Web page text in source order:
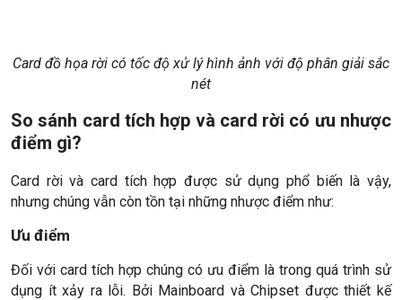
Card đồ họa rời có tốc độ xử lý hình ảnh với độ phân giải sắc
nét
So sánh card tích hợp và card rời có ưu nhược
điểm gì?
Card rời và card tích hợp được sử dụng phổ biến là vậy,
nhưng chúng vẫn còn tồn tại những nhược điểm như:
Ưu điểm
Đối với card tích hợp chúng có ưu điểm là trong quá trình sử
dụng ít xảy ra lỗi. Bởi Mainboard và Chipset được thiết kế